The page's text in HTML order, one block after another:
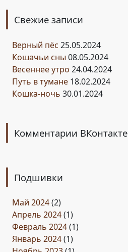
Свежие записи
Верный пёс 25.05.2024
Кошачьи сны 08.05.2024
Весеннее утро 24.04.2024
Путь в тумане 18.02.2024
Кошка-ночь 30.01.2024
Комментарии ВКонтакте
Подшивки
Май 2024(2)
Апрель 2024(1)
Февраль 2024(1)
Январь 2024(1)